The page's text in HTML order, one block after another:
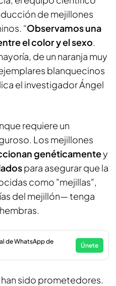
de mejillones
“Observamos una
el color y el sexo.
de un naranja muy
blanquecinos
el investigador Ángel
requiere un
Los mejillones
genéticamentey
para asegurar que la
como "mejillas",
del mejillón— tenga
de WhatsApp de
Únete
sido prometedores.